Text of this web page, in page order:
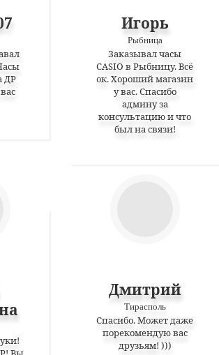
ДР
Игорь
Рыбница
Заказывал часы
CASIO в Рыбницу. Всё
ок. Хороший магазин
у вас. Спасибо
админу за
консультацию и что
был на связи!
Дмитрий
Тирасполь
Спасибо. Может даже
порекомендую вас
друзьям! )))